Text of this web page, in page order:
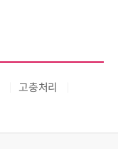
고충처리